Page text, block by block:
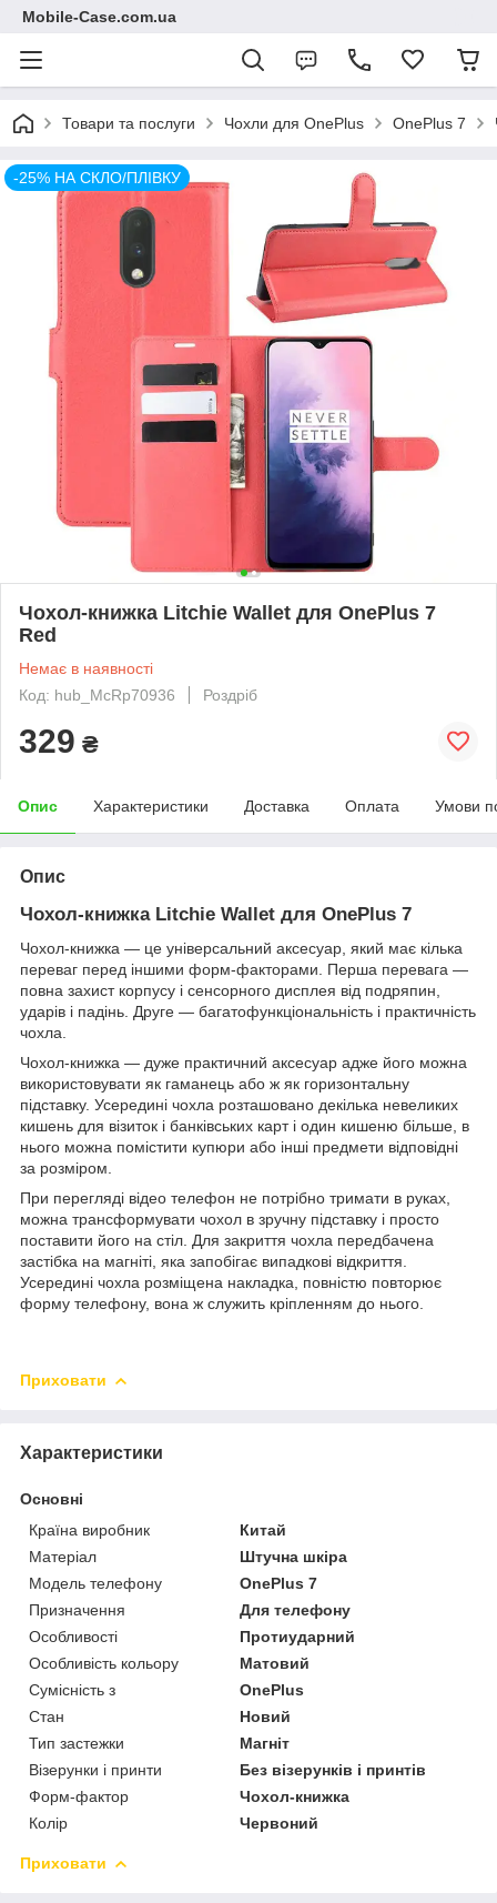
Mobile-Case.com.ua
Товари та послуги Чохли для OnePlus OnePlus 7
-25% НА СКЛО/ПЛІВКУ
Чохол-книжка Litchie Wallet для OnePlus 7
Red
Немає в наявності
Код: hub_McRp70936
Роздріб
329 ₴
Опис Характеристики Доставка Оплата Умови
Опис
Чохол-книжка Litchie Wallet для OnePlus 7
Чохол-книжка ― це універсальний аксесуар, який має кілька
переваг перед іншими форм-факторами. Перша перевага ―
повна захист корпусу і сенсорного дисплея від подряпин,
ударів і падінь. Друге ― багатофункціональність і практичність
чохла.
Чохол-книжка ― дуже практичний аксесуар адже його можна
використовувати як гаманець або ж як горизонтальну
підставку. Усередині чохла розташовано декілька невеликих
кишень для візиток і банківських карт і один кишеню більше, в
нього можна помістити купюри або інші предмети відповідні
за розміром.
При перегляді відео телефон не потрібно тримати в руках,
можна трансформувати чохол в зручну підставку і просто
поставити його на стіл. Для закриття чохла передбачена
застібка на магніті, яка запобігає випадкові відкриття.
Усередині чохла розміщена накладка, повністю повторює
форму телефону, вона ж служить кріпленням до нього.
Приховати
Характеристики
Основні
Країна виробник
Китай
Матеріал
Штучна шкіра
Модель телефону
OnePlus 7
Призначення
Для телефону
Особливості
Протиударний
Особливість кольору
Матовий
Сумісність з
OnePlus
Стан
Новий
Тип застежки
Магніт
Візерунки і принти
Без візерунків і принтів
Форм-фактор
Чохол-книжка
Колір
Червоний
Приховати